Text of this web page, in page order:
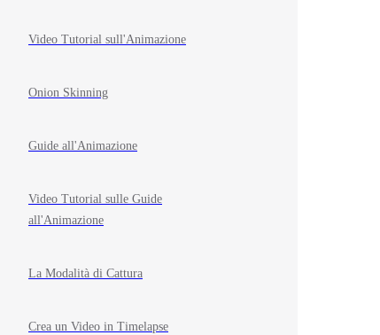
Video Tutorial sull'Animazione
Onion Skinning
Guide all'Animazione
Video Tutorial sulle Guide
all'Animazione
La Modalità di Cattura
Crea un Video in Timelapse